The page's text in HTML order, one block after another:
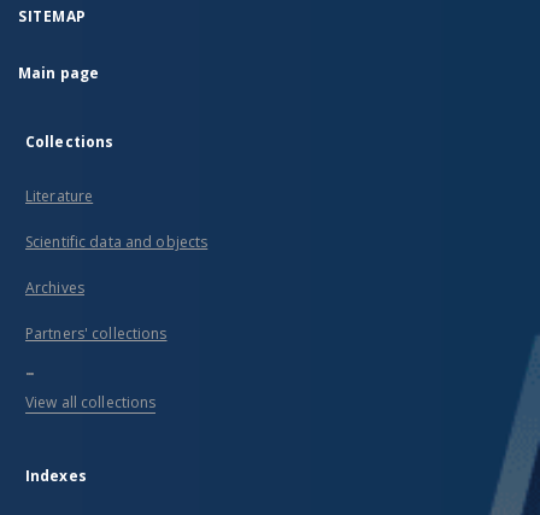
SITEMAP
Main page
Collections
Literature
Scientific data and objects
Archives
Partners' collections
...
View all collections
Indexes